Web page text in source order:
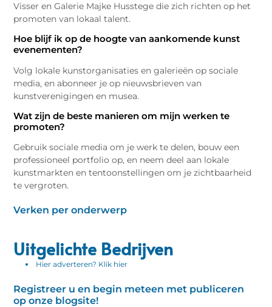
Visser en Galerie Majke Husstege die zich richten op het
promoten van lokaal talent.
Hoe blijf ik op de hoogte van aankomende kunst
evenementen?
Volg lokale kunstorganisaties en galerieën op sociale
media, en abonneer je op nieuwsbrieven van
kunstverenigingen en musea.
Wat zijn de beste manieren om mijn werken te
promoten?
Gebruik sociale media om je werk te delen, bouw een
professioneel portfolio op, en neem deel aan lokale
kunstmarkten en tentoonstellingen om je zichtbaarheid
te vergroten.
Verken per onderwerp
Uitgelichte Bedrijven
Hier adverteren? Klik hier
Registreer u en begin meteen met publiceren
op onze blogsite!